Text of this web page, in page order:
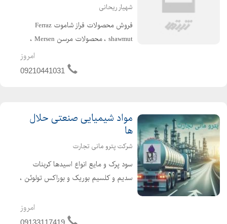
شهیار ریحانی
فروش محصولات فراز شاموت Ferraz
shawmut ، محصولات مرسن Mersen ،
باسمن Bussmann و محصولات ایسکرا
امروز
09210441031
مواد شیمیایی صنعتی حلال
ها
شرکت پترو مانی تجارت
سود پرک و مایع انواع اسیدها کربنات
سدیم و کلسیم بوریک و بوراکس تولوئن ،
امروز
09133117419